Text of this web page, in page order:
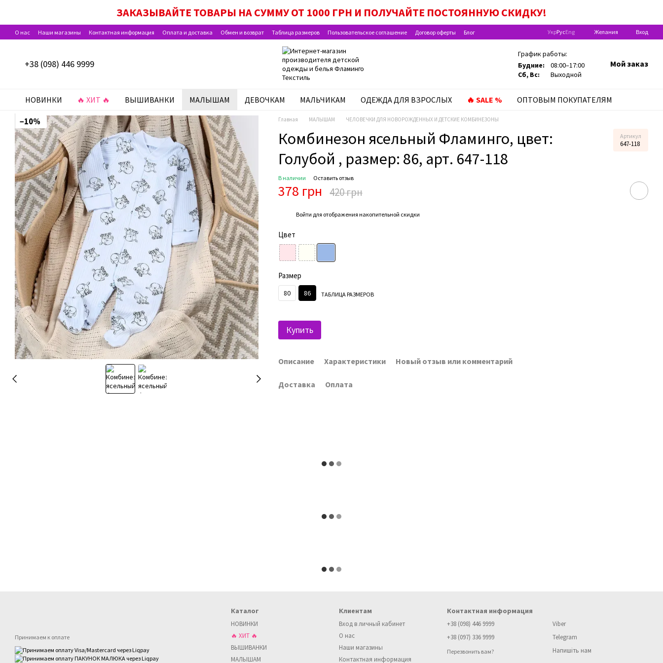
ЗАКАЗЫВАЙТЕ ТОВАРЫ НА СУММУ ОТ 1000 ГРН И ПОЛУЧАЙТЕ ПОСТОЯННУЮСКИДКУ!
О нас Наши магазины Контактная информация Оплата и доставка Обмен и возврат Таблица размеров Пользовательское соглашение Договор оферты
Блог
Программа лояльности
Отзывы о магазине
УкрРусEng Желания Вход
+38 (098) 446 9999
График работы:
Будние:
08:00–17:00
Сб, Вс:
Выходной
Мой заказ
НОВИНКИ 🔥 ХИТ 🔥 ВЫШИВАНКИ МАЛЫШАМ ДЕВОЧКАМ МАЛЬЧИКАМ ОДЕЖДА ДЛЯ ВЗРОСЛЫХ 🔥 SALE % ОПТОВЫМ ПОКУПАТЕЛЯМ
−10% Главная МАЛЫШАМ ЧЕЛОВЕЧКИ ДЛЯ НОВОРОЖДЕННЫХ И ДЕТСКИЕ КОМБИНЕЗОНЫ
Комбинезон ясельный Фламинго, цвет:
Голубой , размер: 86, арт. 647-118
Артикул
647-118
В наличии Оставить отзыв
378 грн 420 грн
Войти для отображения накопительной скидки
Цвет
Размер
80 86 ТАБЛИЦА РАЗМЕРОВ
Купить
Описание Характеристики Новый отзыв или комментарий
Доставка Оплата
Принимаем к оплате
Каталог
НОВИНКИ
🔥 ХИТ 🔥
ВЫШИВАНКИ
МАЛЫШАМ
Клиентам
Вход в личный кабинет
О нас
Наши магазины
Контактная информация
Контактная информация
+38 (098) 446 9999
+38 (097) 336 9999
Перезвонить вам?
Viber
Telegram
Напишіть нам